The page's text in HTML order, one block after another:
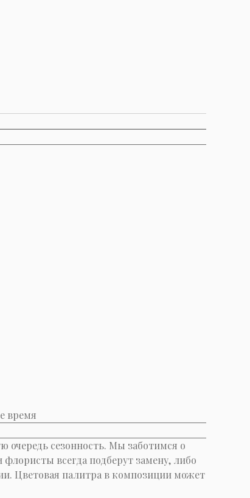
время
сезонность. Мы заботимся о
всегда подберут замену, либо
Цветовая палитра в композиции может